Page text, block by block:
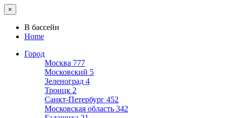
×
В бассейн
Home
Город
Москва 777
Московский 5
Зеленоград 4
Троицк 2
Санкт-Петербург 452
Московская область 342